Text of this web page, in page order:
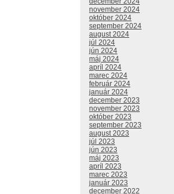
november 2024
október 2024
september 2024
august 2024
júl 2024
jún 2024
máj 2024
apríl 2024
marec 2024
február 2024
január 2024
december 2023
november 2023
október 2023
september 2023
august 2023
júl 2023
jún 2023
máj 2023
apríl 2023
marec 2023
január 2023
december 2022